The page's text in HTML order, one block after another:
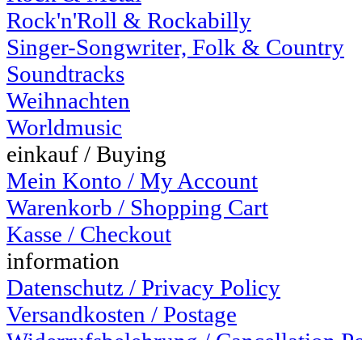
Rock'n'Roll & Rockabilly
Singer-Songwriter, Folk & Country
Soundtracks
Weihnachten
Worldmusic
einkauf / Buying
Mein Konto / My Account
Warenkorb / Shopping Cart
Kasse / Checkout
information
Datenschutz / Privacy Policy
Versandkosten / Postage